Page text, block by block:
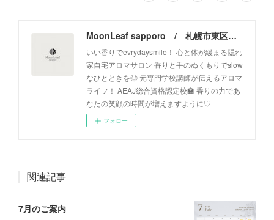
MoonLeaf sapporo / 札幌市東区の100種類以上の香りが楽しめるアロマスクール＆トリートメントサロン
いい香りでevrydaysmile！ 心と体が緩まる隠れ
家自宅アロマサロン 香りと手のぬくもりでslow
なひとときを◎ 元専門学校講師が伝えるアロマ
ライフ！ AEAJ総合資格認定校🏫 香りの力であ
なたの笑顔の時間が増えますように♡
フォロー
関連記事
7月のご案内